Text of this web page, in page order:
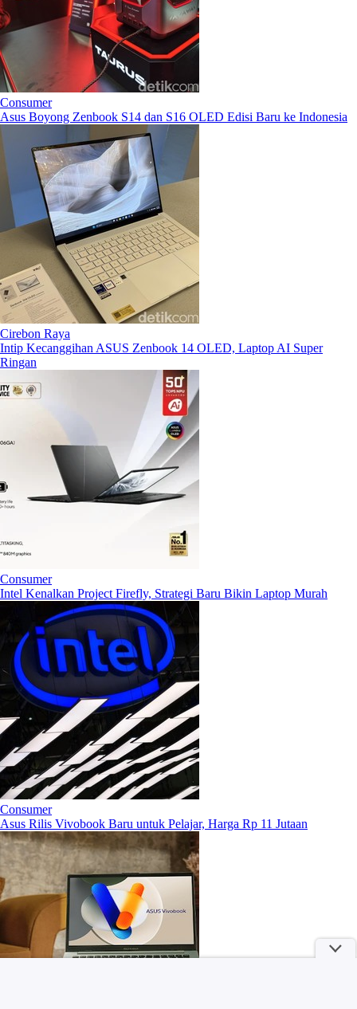
Consumer
Asus Boyong Zenbook S14 dan S16 OLED Edisi Baru ke Indonesia
Cirebon Raya
Intip Kecanggihan ASUS Zenbook 14 OLED, Laptop AI Super
Ringan
Consumer
Intel Kenalkan Project Firefly, Strategi Baru Bikin Laptop Murah
Consumer
Asus Rilis Vivobook Baru untuk Pelajar, Harga Rp 11 Jutaan